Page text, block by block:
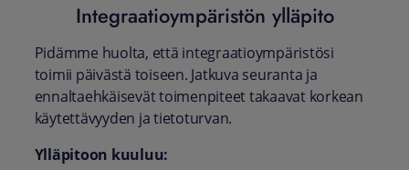
Integraatioympäristön ylläpito
Pidämme huolta, että integraatioympäristösi
toimii päivästä toiseen. Jatkuva seuranta ja
ennaltaehkäisevät toimenpiteet takaavat korkean
käytettävyyden ja tietoturvan.
Ylläpitoon kuuluu: